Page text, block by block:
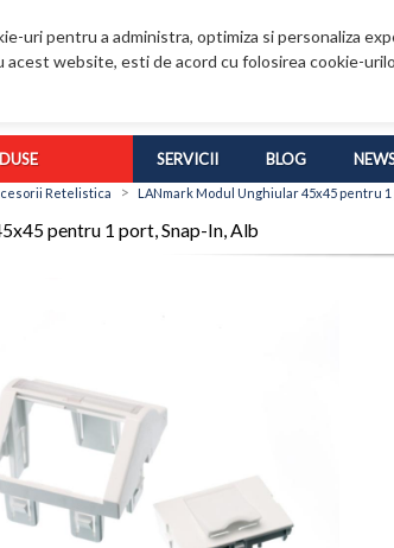
uri pentru a administra, optimiza si personaliza
acest website, esti de acord cu folosirea cookie-
SERVICII BLOG
Retelistica > LANmark Modul Unghiular 45x45 pentru 1
pentru 1 port, Snap-In, Alb